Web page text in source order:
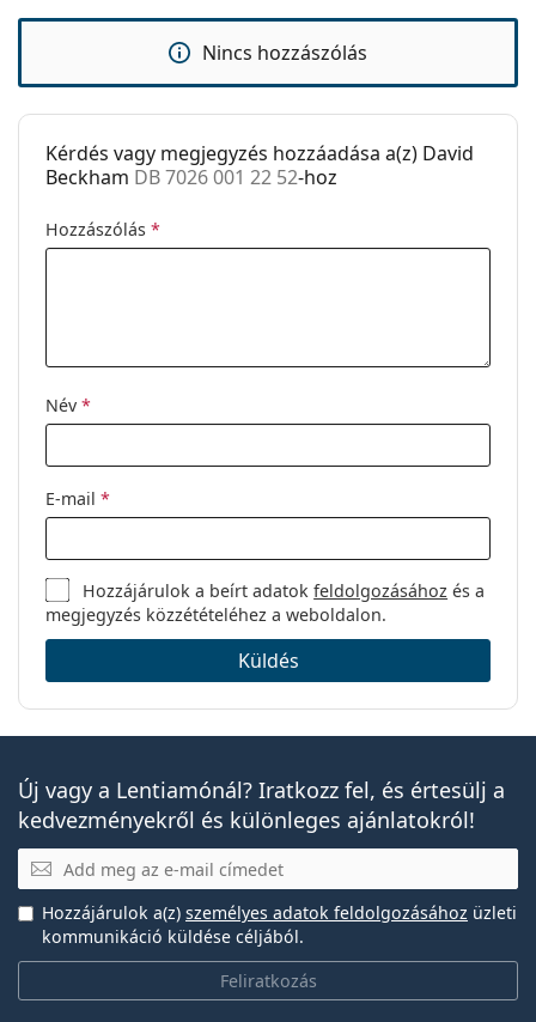
Ez orvostechnikai eszköz. Használat előtt olvasd el a
használati útmutatót.
Tok:
Igen
Tisztítókendő:
Igen
Egyéb
Kategória:
Nincs hozzászólás
Kérdés vagy megjegyzés hozzáadása a(z) David
Beckham DB 7026 001 22 52-hoz
Hozzászólás *
Név *
E-mail *
Hozzájárulok a beírt adatokfeldolgozásához és a
megjegyzés közzétételéhez a weboldalon.
Küldés
Új vagy a Lentiamónál? Iratkozz fel, és értesülj a
kedvezményekről és különleges ajánlatokról!
E-mail
Feliratkozás
Hozzájárulok a(z) személyes adatok feldolgozásához üzleti
kommunikáció küldése céljából.